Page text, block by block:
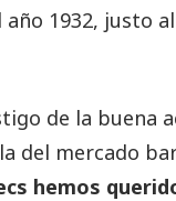
1932, justo
de la buena
del mercado
hemos